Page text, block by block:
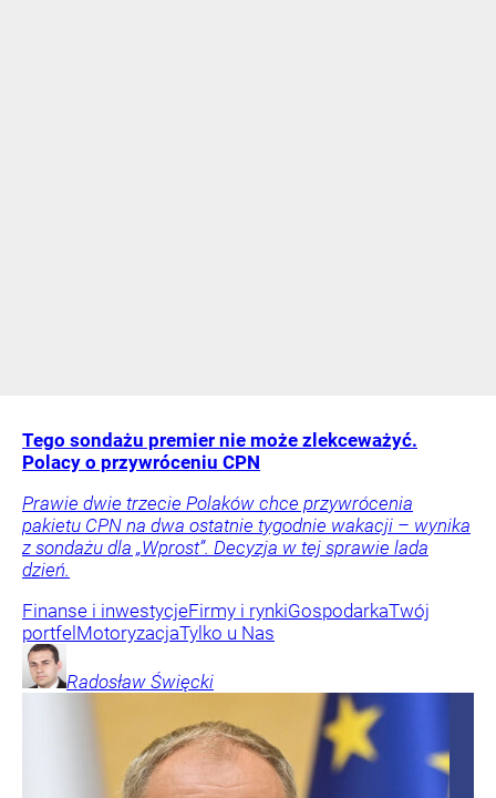
Tego sondażu premier nie może zlekceważyć.
Polacy o przywróceniu CPN
Prawie dwie trzecie Polaków chce przywrócenia
pakietu CPN na dwa ostatnie tygodnie wakacji – wynika
z sondażu dla „Wprost”. Decyzja w tej sprawie lada
dzień.
Finanse i inwestycjeFirmy i rynkiGospodarkaTwój
portfel MotoryzacjaTylko u Nas
Radosław Święcki